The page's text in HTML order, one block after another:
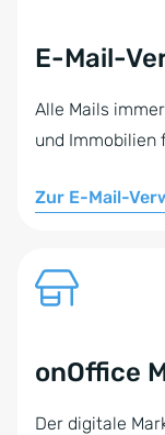
E-Mail-
Alle Mails
und Immobilien
Zur E-Mail-
onOffice
Der digitale